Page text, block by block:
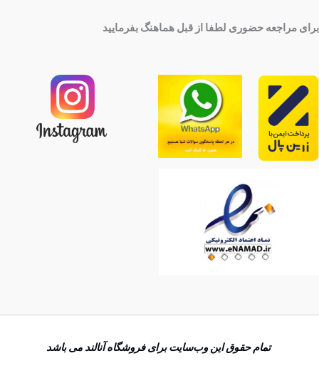
برای مراجعه حضوری لطفا از قبل هماهنگ بفرمایید
تمام حقوق اين وب‌سايت برای فروشگاه آنالند می باشد